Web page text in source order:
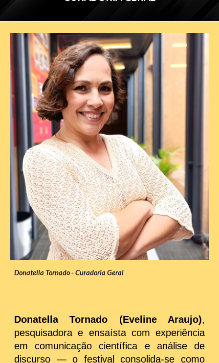
Donatella Tornado - Curadoria Geral
Donatella Tornado (Eveline Araujo),
pesquisadora e ensaísta com experiência
em comunicação científica e análise de
discurso — o festival consolida-se como